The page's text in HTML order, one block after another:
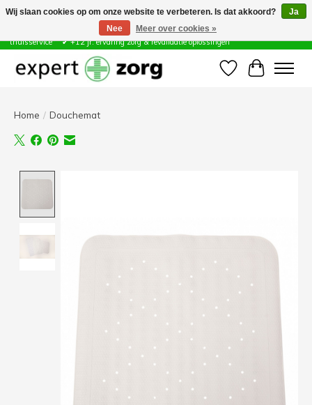
Zorg & Revalidatie Hulpmiddelen ✔ Eigen technische dienst &
thuisservice* ✔ +12 jr. ervaring zorg & revalidatie oplossingen
Verlanglijst
Home / Douchemat
Wij slaan cookies op om onze website te verbeteren. Is dat akkoord?
Ja
Nee
Meer over cookies »